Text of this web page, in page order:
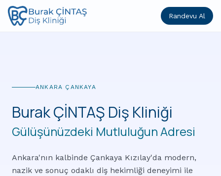
Randevu Al
ANKARA ÇANKAYA
Burak ÇİNTAŞ Diş Kliniği
Gülüşünüzdeki Mutluluğun Adresi
Ankara'nın kalbinde Çankaya Kızılay'da modern,
nazik ve sonuç odaklı diş hekimliği deneyimi ile